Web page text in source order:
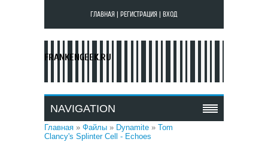
ГЛАВНАЯ РЕГИСТРАЦИЯ ВХОД
FRANKENGEEK.RU
NAVIGATION
Главная » Файлы » Dynamite » Tom
Clancy's Splinter Cell - Echoes